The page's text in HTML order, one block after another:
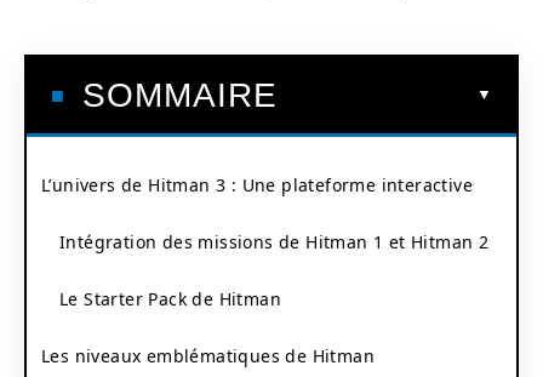
SOMMAIRE
L’univers de Hitman 3 : Une plateforme interactive
Intégration des missions de Hitman 1 et Hitman 2
Le Starter Pack de Hitman
Les niveaux emblématiques de Hitman